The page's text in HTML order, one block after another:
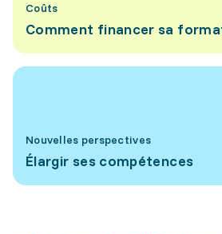
Coûts
Comment financer sa
Nouvelles perspectives
Élargir ses compétences